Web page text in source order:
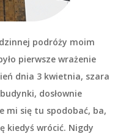
podróży moim
pierwsze wrażenie
dnia 3 kwietnia, szara
dosłownie
mi się tu spodobać, ba,
kiedyś wrócić. Nigdy